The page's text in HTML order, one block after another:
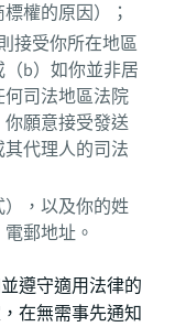
權的原因）；
接受你所在地區
b）如你並非居
司法地區法院
願意接受發送
代理人的司法
，以及你的姓
郵地址。
遵守適用法律的
在無需事先通知